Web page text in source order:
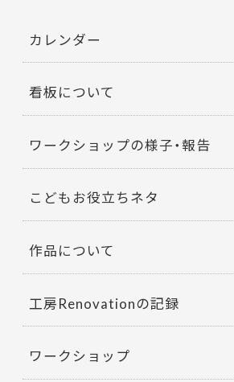
カレンダー
看板について
ワークショップの様子・報告
こどもお役立ちネタ
作品について
工房Renovationの記録
ワークショップ